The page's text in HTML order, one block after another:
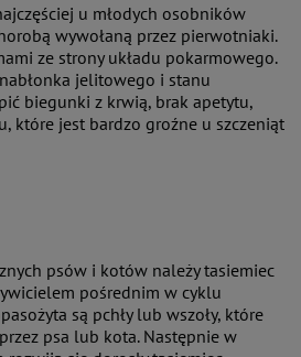
u młodych osobników
wywołaną przez pierwotniaki.
ze strony układu pokarmowego.
jelitowego i stanu
biegunki z krwią, brak apetytu,
które jest bardzo groźne u szczeniąt
psów i kotów należy tasiemiec
pośrednim w cyklu
są pchły lub wszoły, które
psa lub kota. Następnie w